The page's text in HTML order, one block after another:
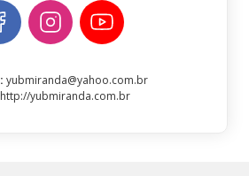
: yubmiranda@yahoo.com.br
http://yubmiranda.com.br